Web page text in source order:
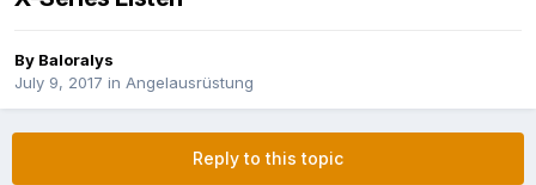
By Baloralys
July 9, 2017 in Angelausrüstung
Reply to this topic